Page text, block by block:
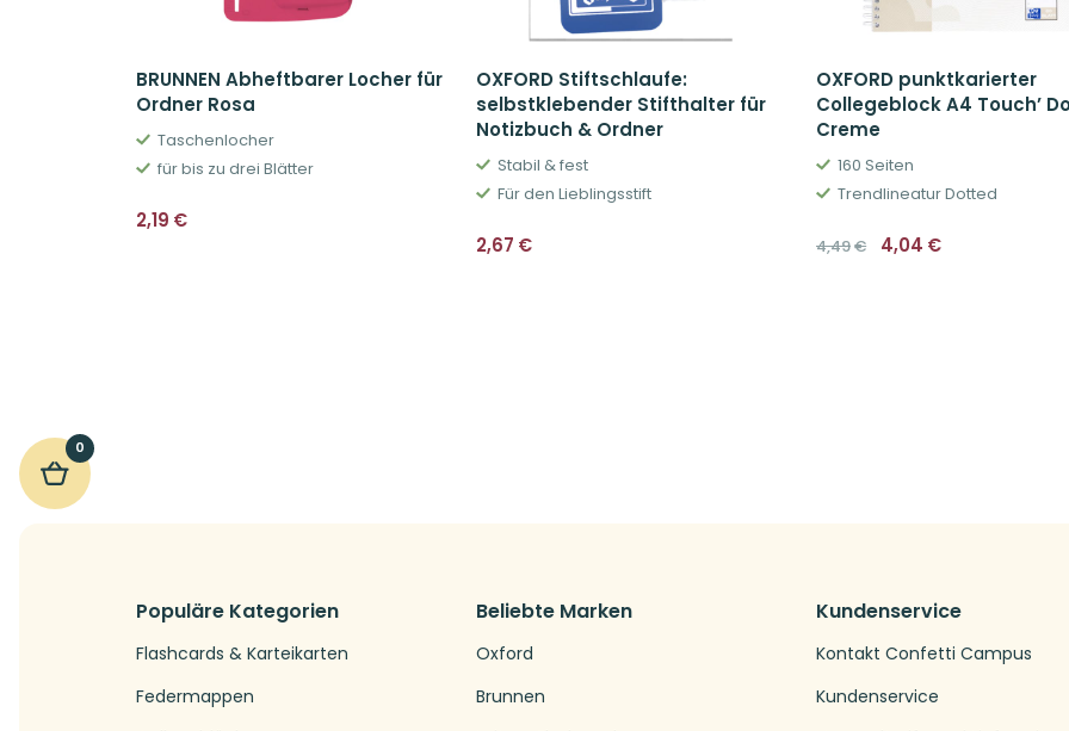
BRUNNEN Abheftbarer Locher für
Ordner Rosa
Taschenlocher
für bis zu drei Blätter
2,19 €
OXFORD Stiftschlaufe:
selbstklebender Stifthalter für
Notizbuch & Ordner
Stabil & fest
Für den Lieblingsstift
2,67 €
OXFORD punktkarierter
Collegeblock A4 Touch’
Creme
160 Seiten
Trendlineatur Dotted
4,49€ Ursprünglicher
Preis
4,04 €
0
Populäre Kategorien
Flashcards & Karteikarten
Federmappen
Beliebte Marken
Oxford
Brunnen
Kundenservice
Kontakt Confetti Campus
Kundenservice